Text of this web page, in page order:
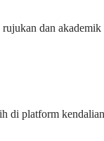
dan akademik
di platform kendalian